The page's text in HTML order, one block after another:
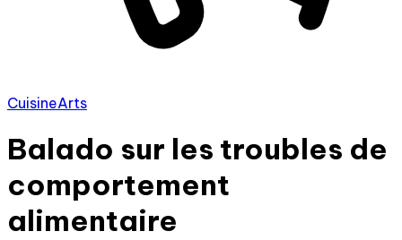
CuisineArts
Balado sur les troubles de
comportement
alimentaire